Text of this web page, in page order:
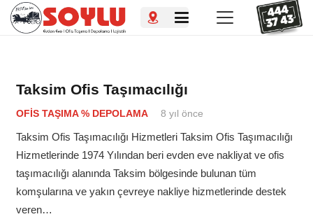
Taksim Ofis Taşımacılığı
OFIS TAŞIMA % DEPOLAMA 8 yıl önce
Taksim Ofis Taşımacılığı Hizmetleri Taksim Ofis Taşımacılığı
Hizmetlerinde 1974 Yılından beri evden eve nakliyat ve ofis
taşımacılığı alanında Taksim bölgesinde bulunan tüm
komşularına ve yakın çevreye nakliye hizmetlerinde destek
veren…